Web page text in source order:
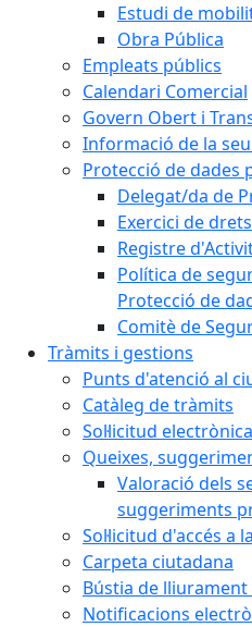
Estudi de
Obra Pública
Empleats públics
Calendari Comercial
Govern Obert i
Informació de la
Protecció de dades
Delegat/da de
Exercici de drets
Registre
Política de
Protecció de
Comitè de
Tràmits i gestions
Punts d'atenció al
Catàleg de tràmits
Sol·licitud electrònica
Queixes,
Valoració dels
suggeriments
Sol·licitud d'accés a
Carpeta ciutadana
Bústia de
Notificacions